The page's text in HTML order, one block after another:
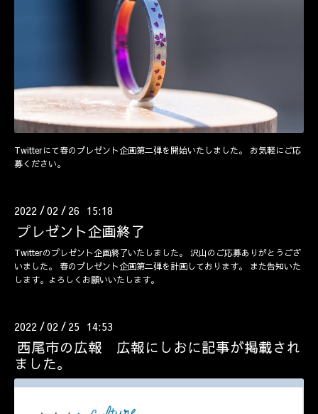
Twitterにて春のプレゼント企画第二弾を開始いたしました。 お気軽にご応
募ください。
2022 /02 / 26 15:18
プレゼント企画終了
Twitterのプレゼント企画終了いたしました。 沢山のご応募ありがとうござ
いました。 春のプレゼント企画第二弾を計画しております。 また告知いた
します。よろしくお願いいたします。
2022 /02 / 25 14:53
西尾市の広報 広報にしおに記事が掲載され
ました。